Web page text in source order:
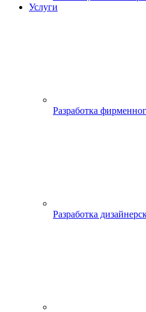
Услуги
Разработка
Разработка